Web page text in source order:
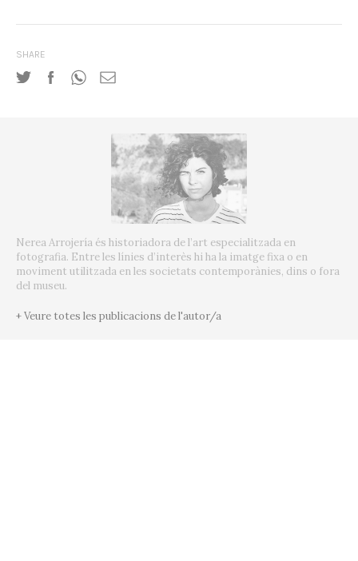
SHARE
Nerea Arrojería és historiadora de l’art especialitzada en
fotografia. Entre les línies d’interès hi ha la imatge fixa o en
moviment utilitzada en les societats contemporànies, dins o fora
del museu.
+ Veure totes les publicacions de l'autor/a